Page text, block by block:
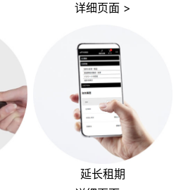
详细页面 >
延长租期